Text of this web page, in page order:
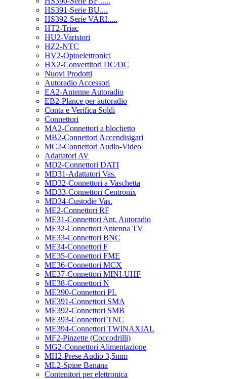
HS391-Serie BU....
HS392-Serie VARI.....
HT2-Triac
HU2-Varistori
HZ2-NTC
HV2-Optoelettronici
HX2-Convertitori DC/DC
Nuovi Prodotti
Autoradio Accessori
EA2-Antenne Autoradio
EB2-Plance per autoradio
Conta e Verifica Soldi
Connettori
MA2-Connettori a blochetto
MB2-Connettori Accendisigari
MC2-Connettori Audio-Video
Adattatori AV
MD2-Connettori DATI
MD31-Adattatori Vas.
MD32-Connettori a Vaschetta
MD33-Connettori Centronix
MD34-Custodie Vas.
ME2-Connettori RF
ME31-Connettori Ant. Autoradio
ME32-Connettori Antenna TV
ME33-Connettori BNC
ME34-Connettori F
ME35-Connettori FME
ME36-Connettori MCX
ME37-Connettori MINI-UHF
ME38-Connettori N
ME390-Connettori PL
ME391-Connettori SMA
ME392-Connettori SMB
ME393-Connettori TNC
ME394-Connettori TWINAXIAL
MF2-Pinzette (Coccodrilli)
MG2-Connettori Alimentazione
MH2-Prese Audio 3,5mm
ML2-Spine Banana
Contenitori per elettronica